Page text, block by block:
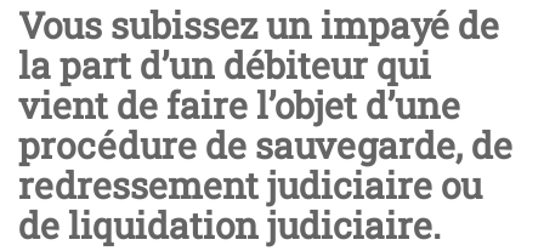
Vous subissez un impayé de
la part d’un débiteur qui
vient de faire l’objet d’une
procédure de sauvegarde, de
redressement judiciaire ou
de liquidation judiciaire.